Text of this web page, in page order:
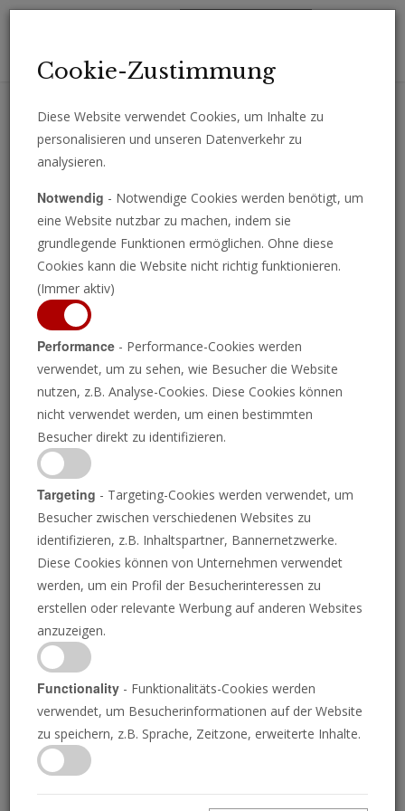
Erhalten Sie wichtige Analysen, Kommentare und Nachrichten
Wird Russland dem Iran
helfen, die Bombe zu
bekommen?
25.06.2025
R ussland spielte eine wichtige Rolle dabei,
Cookie-Zustimmung
Diese Website verwendet Cookies, um Inhalte zu
personalisieren und unseren Datenverkehr zu
analysieren.
Notwendig - Notwendige Cookies werden benötigt, um
eine Website nutzbar zu machen, indem sie
grundlegende Funktionen ermöglichen. Ohne diese
Cookies kann die Website nicht richtig funktionieren.
(Immer aktiv)
Performance - Performance-Cookies werden
verwendet, um zu sehen, wie Besucher die Website
nutzen, z.B. Analyse-Cookies. Diese Cookies können
nicht verwendet werden, um einen bestimmten
Besucher direkt zu identifizieren.
Targeting - Targeting-Cookies werden verwendet, um
Besucher zwischen verschiedenen Websites zu
identifizieren, z.B. Inhaltspartner, Bannernetzwerke.
Diese Cookies können von Unternehmen verwendet
werden, um ein Profil der Besucherinteressen zu
erstellen oder relevante Werbung auf anderen Websites
anzuzeigen.
Functionality - Funktionalitäts-Cookies werden
verwendet, um Besucherinformationen auf der Website
zu speichern, z.B. Sprache, Zeitzone, erweiterte Inhalte.